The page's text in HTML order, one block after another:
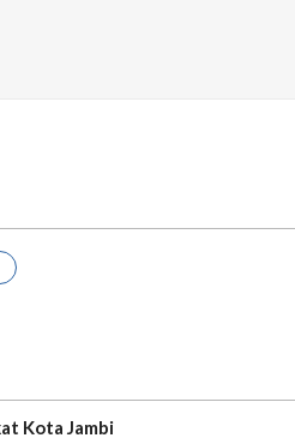
Kota Jambi